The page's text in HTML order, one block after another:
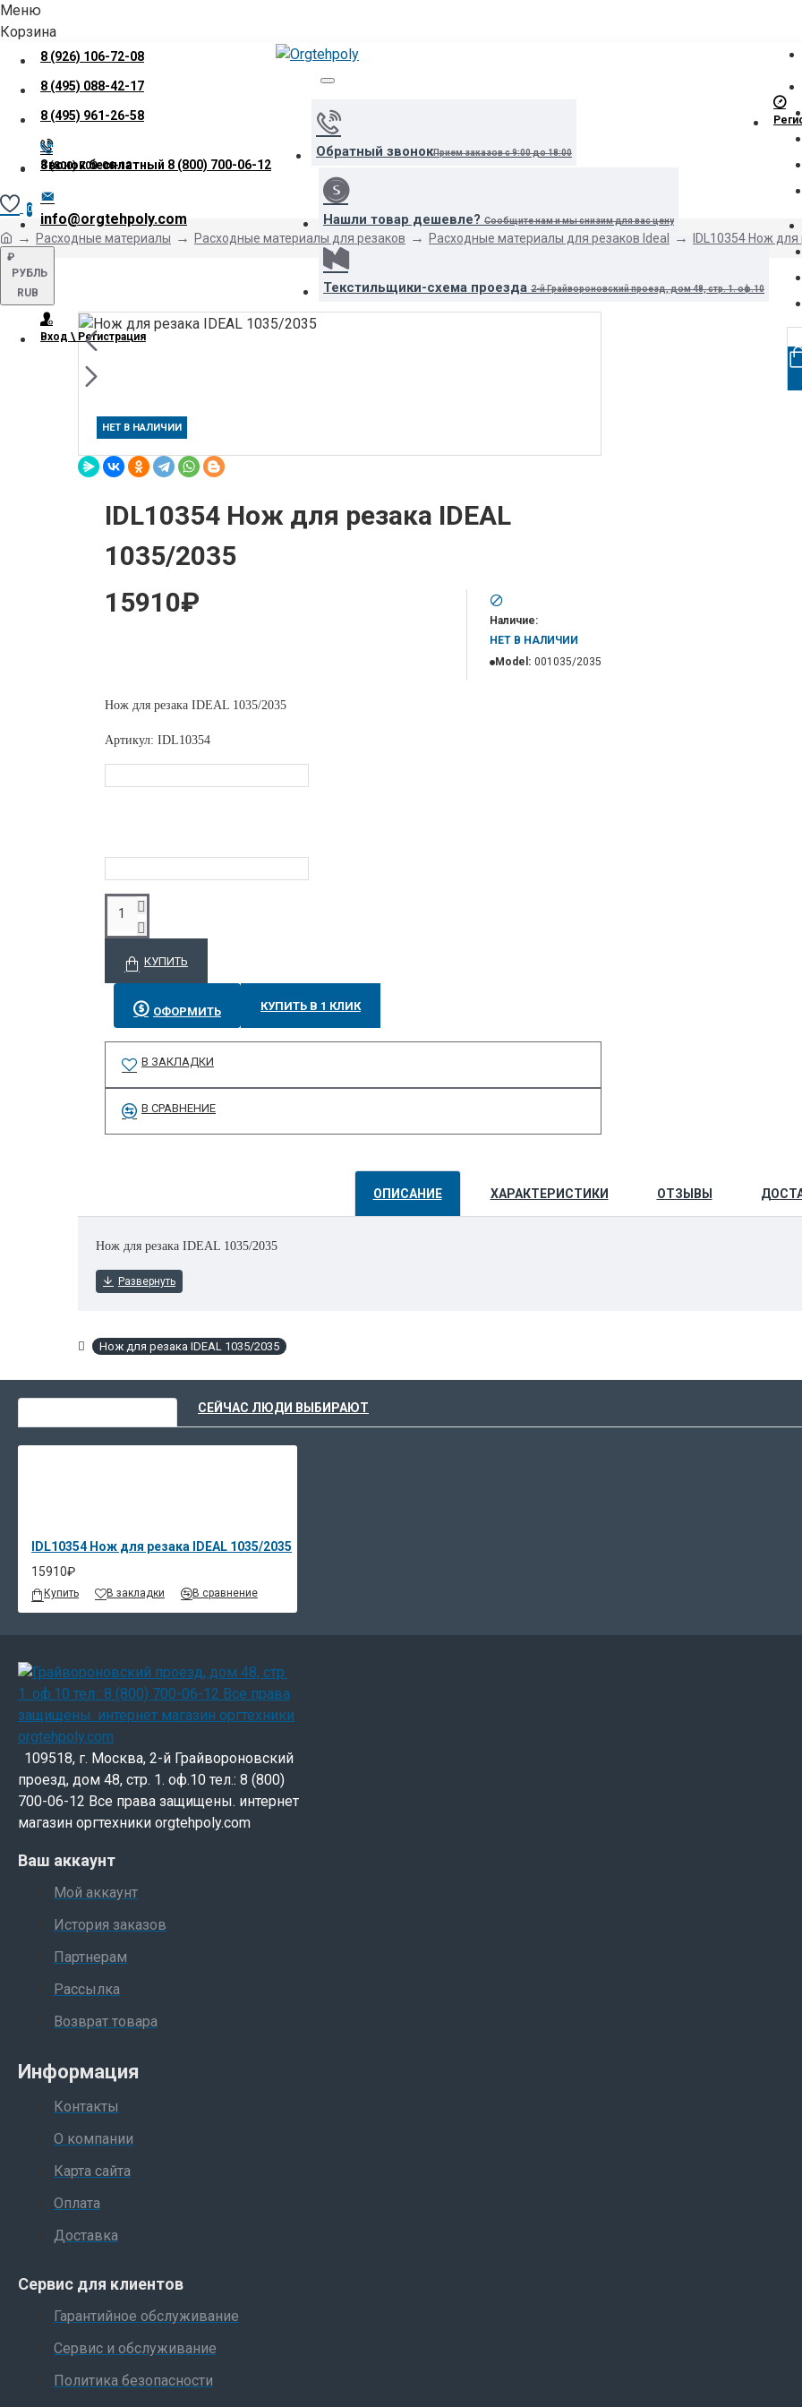
Меню
Корзина
8 (926) 106-72-08
8 (495) 088-42-17
8 (495) 961-26-58
Звонок бесплатный 8 (800) 700-06-12
info@orgtehpoly.com
₽
РУБЛЬ
RUB
Вход \ Регистрация
Обратный звонокПрием заказов с 9:00 до 18:00
Нашли товар дешевле? Сообщите нам и мы снизим для вас цену
Текстильщики-схема проезда 2-й Грайвороновский проезд, дом 48, стр. 1. оф.10
8 (800) 700-06-12
0
Расходные материалы Расходные материалы для резаков Расходные материалы для резаков Ideal IDL10354 Нож
НЕТ В НАЛИЧИИ
IDL10354 Нож для резака IDEAL
1035/2035
15910₽
Наличие:
НЕТ В НАЛИЧИИ
Model: 001035/2035
Нож для резака IDEAL 1035/2035
Артикул: IDL10354
КУПИТЬ
ОФОРМИТЬ КУПИТЬ В 1 КЛИК
В ЗАКЛАДКИ
В СРАВНЕНИЕ
ОПИСАНИЕ ХАРАКТЕРИСТИКИ ОТЗЫВЫ
Нож для резака IDEAL 1035/2035
Нож для резака IDEAL 1035/2035
СЕЙЧАС ЛЮДИ ВЫБИРАЮТ
IDL10354 Нож для резака IDEAL 1035/2035
15910₽
Купить В закладки В сравнение
109518, г. Москва, 2-й Грайвороновский
проезд, дом 48, стр. 1. оф.10 тел.: 8 (800)
700-06-12 Все права защищены. интернет
магазин оргтехники orgtehpoly.com
Ваш аккаунт
Мой аккаунт
История заказов
Партнерам
Рассылка
Возврат товара
Информация
Контакты
О компании
Карта сайта
Оплата
Доставка
Сервис для клиентов
Гарантийное обслуживание
Сервис и обслуживание
Политика безопасности